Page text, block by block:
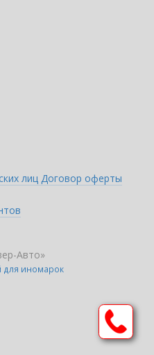
лиц Договор оферты
Авто»
для иномарок